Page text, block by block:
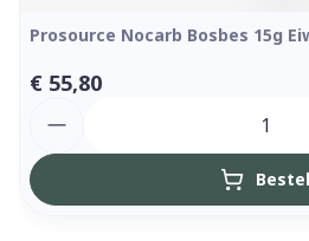
Prosource Nocarb Bosbes 15g
€ 55,80
Bestel